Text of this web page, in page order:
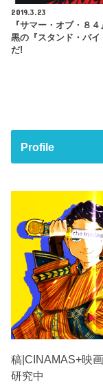
2019.3.23
『サマー・オブ・８
黒の『スタンド・バイ
だ!
Profile
稿|CINAMAS+映
研究中